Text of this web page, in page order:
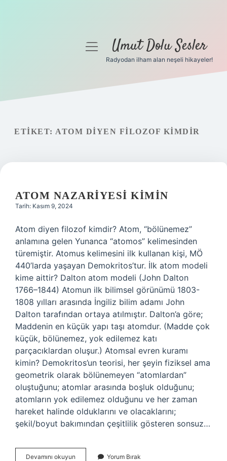
Gizlilik Politikası
menüyüUmut Dolu Sesler
Radyodan ilham alan neşeli hikayeler!
ETIKET: ATOM DIYEN FILOZOF KIMDIR
ATOM NAZARIYESI KIMIN
Tarih: Kasım 9, 2024
Atom diyen filozof kimdir? Atom, “bölünemez”
anlamına gelen Yunanca “atomos” kelimesinden
türemiştir. Atomus kelimesini ilk kullanan kişi, MÖ
440’larda yaşayan Demokritos’tur. İlk atom modeli
kime aittir? Dalton atom modeli (John Dalton
1766–1844) Atomun ilk bilimsel görünümü 1803-
1808 yılları arasında İngiliz bilim adamı John
Dalton tarafından ortaya atılmıştır. Dalton’a göre;
Maddenin en küçük yapı taşı atomdur. (Madde çok
küçük, bölünemez, yok edilemez katı
parçacıklardan oluşur.) Atomsal evren kuramı
kimin? Demokritos’un teorisi, her şeyin fiziksel ama
geometrik olarak bölünemeyen “atomlardan”
oluştuğunu; atomlar arasında boşluk olduğunu;
atomların yok edilemez olduğunu ve her zaman
hareket halinde olduklarını ve olacaklarını;
şekil/boyut bakımından çeşitlilik gösteren sonsuz…
Devamını okuyun Yorum Bırak